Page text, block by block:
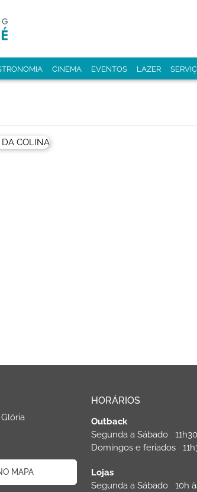
CINEMA EVENTOS LAZER
MAPA
HORÁRIOS
Outback
Segunda a Sábado
Domingos e feriados
Lojas
Segunda a Sábado 10h